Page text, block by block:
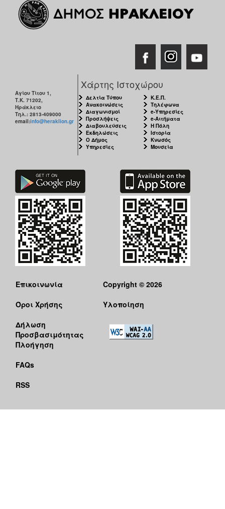
Αγίου Τίτου 1,
Τ.Κ. 71202,
Ηράκλειο
Τηλ.: 2813-409000
email:info@heraklion.gr
Χάρτης Ιστοχώρου
Δελτία Τύπου
Ανακοινώσεις
Διαγωνισμοί
Προσλήψεις
Διαβουλεύσεις
Εκδηλώσεις
Ο Δήμος
Υπηρεσίες
Κ.Ε.Π.
Τηλέφωνα
e-Υπηρεσίες
e-Αιτήματα
Η Πόλη
Ιστορία
Κνωσός
Μουσεία
Επικοινωνία
Όροι Χρήσης
Δήλωση
Προσβασιμότητας
Πλοήγηση
FAQs
RSS
Copyright © 2026
Υλοποίηση